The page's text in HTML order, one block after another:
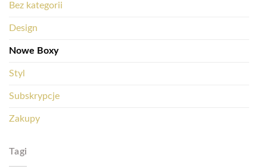
Bez kategorii
Design
Nowe Boxy
Styl
Subskrypcje
Zakupy
Tagi